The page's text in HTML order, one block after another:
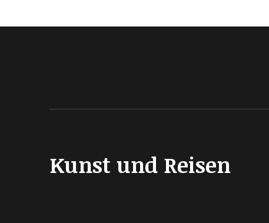
Kunst und Reisen